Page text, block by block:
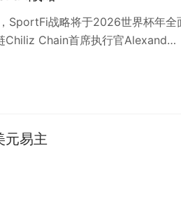
SportFi战略将于2026世界杯年全
Chiliz Chain首席执行官Alexand…
元易主